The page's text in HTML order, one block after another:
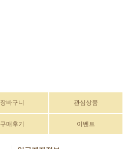
장바구니 관심상품
구매후기 이벤트